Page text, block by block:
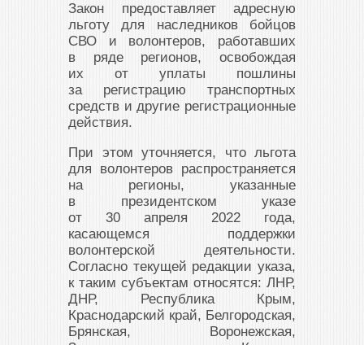
Закон предоставляет адресную
льготу для наследников бойцов
СВО и волонтеров, работавших
в ряде регионов, освобождая
их от уплаты пошлины
за регистрацию транспортных
средств и другие регистрационные
действия.
При этом уточняется, что льгота
для волонтеров распространяется
на регионы, указанные
в президентском указе
от 30 апреля 2022 года,
касающемся поддержки
волонтерской деятельности.
Согласно текущей редакции указа,
к таким субъектам относятся: ЛНР,
ДНР, Республика Крым,
Краснодарский край, Белгородская,
Брянская, Воронежская,